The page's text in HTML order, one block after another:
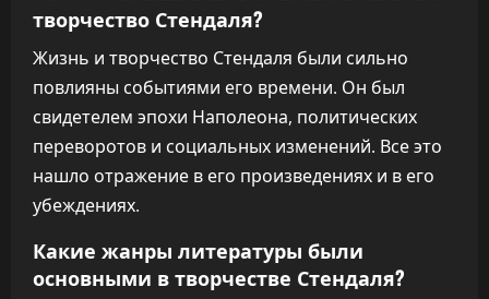
творчество Стендаля?
Жизнь и творчество Стендаля были сильно
повлияны событиями его времени. Он был
свидетелем эпохи Наполеона, политических
переворотов и социальных изменений. Все это
нашло отражение в его произведениях и в его
убеждениях.
Какие жанры литературы были
основными в творчестве Стендаля?